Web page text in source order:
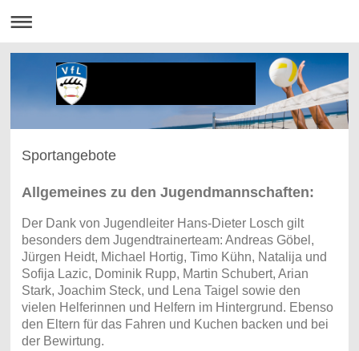
Sportangebote
Allgemeines zu den Jugendmannschaften:
Der Dank von Jugendleiter Hans-Dieter Losch gilt
besonders dem Jugendtrainerteam: Andreas Göbel,
Jürgen Heidt, Michael Hortig, Timo Kühn, Natalija und
Sofija Lazic, Dominik Rupp, Martin Schubert, Arian
Stark, Joachim Steck, und Lena Taigel sowie den
vielen Helferinnen und Helfern im Hintergrund. Ebenso
den Eltern für das Fahren und Kuchen backen und bei
der Bewirtung.